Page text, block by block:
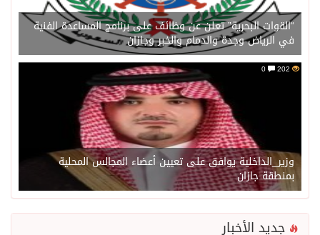
“القوات البحرية” تعلن عن وظائف على برنامج المساعدة الفنية
في الرياض وجدة والدمام والخبر وجازان
202
وزير_الداخلية يوافق على تعيين أعضاء المجالس المحلية
بمنطقة جازان
جديد الأخبار